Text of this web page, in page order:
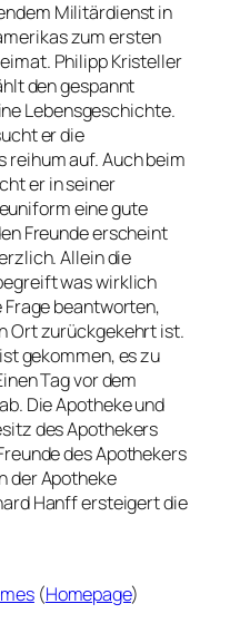
Militärdienst in
zum ersten
Philipp Kristeller
den gespannt
Lebensgeschichte.
er die
reihum auf. Auch beim
er in seiner
eine gute
Freunde erscheint
Allein die
was wirklich
beantworten,
Ort zurückgekehrt ist.
gekommen, es zu
Tag vor dem
Die Apotheke und
des Apothekers
des Apothekers
der Apotheke
Hanff ersteigert die
(Homepage)